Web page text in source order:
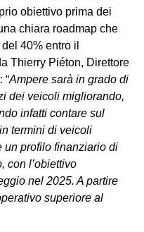
obiettivo prima dei
chiara roadmap che
40% entro il
Thierry Piéton, Direttore
“Ampere sarà in grado di
dei veicoli migliorando,
infatti contare sul
termini di veicoli
un profilo finanziario di
con l’obiettivo
nel 2025. A partire
superiore al